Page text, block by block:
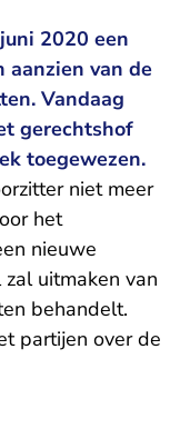
2020 een
aanzien van de
Vandaag
gerechtshof
toegewezen.
niet meer
het
nieuwe
uitmaken van
behandelt.
partijen over de